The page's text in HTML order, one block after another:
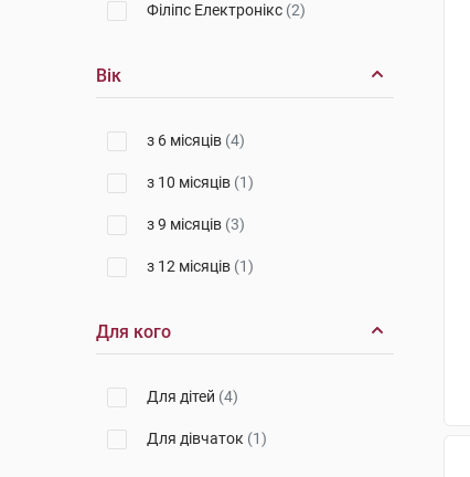
Філіпс Електронікс (2)
Вік
з 6 місяців (4)
з 10 місяців (1)
з 9 місяців (3)
з 12 місяців (1)
Для кого
Для дітей (4)
Для дівчаток (1)